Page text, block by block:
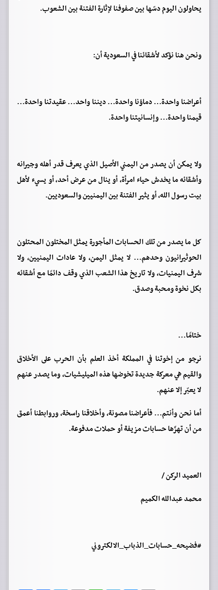
يحاولون اليوم دسّها بين صفوفنا لإثارة الفتنة بين الشعوب.
ونحن هنا نؤكد لأشقائنا في السعودية أن:
أعراضنا واحدة… دماؤنا واحدة… ديننا واحد… عقيدتنا واحدة…
قيمنا واحدة… وإنسانيتنا واحدة.
ولا يمكن أن يصدر من اليمني الأصيل الذي يعرف قدر أهله وجيرانه
وأشقائه ما يخدش حياء امرأة، أو ينال من عرض أحد، أو يسيء لأهل
بيت رسول الله، أو يثير الفتنة بين اليمنيين والسعوديين.
كل ما يصدر من تلك الحسابات المأجورة يمثل المختلون المحتلون
الحوثيرانيون وحدهم… لا يمثل اليمن، ولا عادات اليمنيين، ولا
شرف اليمنيات، ولا تاريخ هذا الشعب الذي وقف دائمًا مع أشقائه
بكل نخوة ومحبة وصدق.
ختامًا…
نرجو من إخوتنا في المملكة أخذ العلم بأن الحرب على الأخلاق
والقيم هي معركة جديدة تخوضها هذه الميليشيات، وما يصدر عنهم
لا يعبّر إلا عنهم.
أما نحن وأنتم… فأعراضنا مصونة، وأخلاقنا راسخة، وروابطنا أعمق
من أن تهزّها حسابات مزيفة أو حملات مدفوعة.
العميد الركن /
محمد عبدالله الكميم